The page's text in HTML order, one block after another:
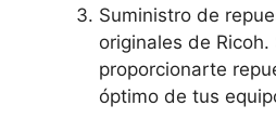
Suministro de
originales de
proporcionarte
óptimo de tus